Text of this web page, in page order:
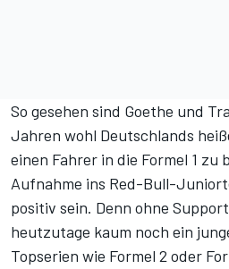
So gesehen sind Goethe und
Jahren wohl Deutschlands
einen Fahrer in die Formel 1 zu
Aufnahme ins Red-Bull-
positiv sein. Denn ohne
heutzutage kaum noch ein
Topserien wie Formel 2 oder